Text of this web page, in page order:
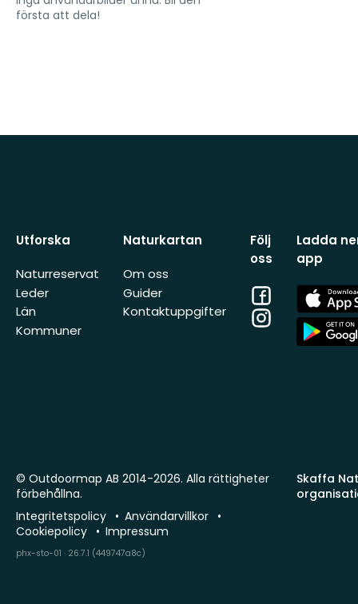
första att dela!
Utforska
Naturreservat
Leder
Län
Kommuner
Naturkartan
Om oss
Guider
Kontaktuppgifter
Följ
oss
Facebook
Instagram
Ladda
app
App
Store
App
Store
Skaffa
© Outdoormap AB 2014-2026. Alla rättigheter
förbehållna.
Integritetspolicy
Användarvillkor
Cookiepolicy
Impressum
phx-sto-01 · 26.7.1 (449747a8c)